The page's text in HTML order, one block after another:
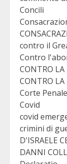
Concili
contro il
Contro
CONTRO LA
CONTRO LA
Corte
Covid
covid
crimini di
D'ISRAELE
DANNI